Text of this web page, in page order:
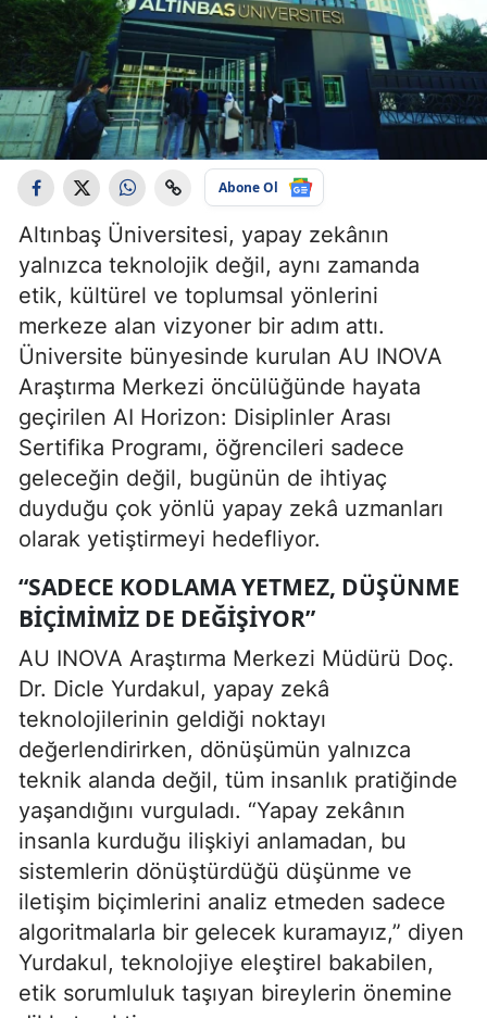
Abone Ol
Altınbaş Üniversitesi, yapay zekânın
yalnızca teknolojik değil, aynı zamanda
etik, kültürel ve toplumsal yönlerini
merkeze alan vizyoner bir adım attı.
Üniversite bünyesinde kurulan AU INOVA
Araştırma Merkezi öncülüğünde hayata
geçirilen AI Horizon: Disiplinler Arası
Sertifika Programı, öğrencileri sadece
geleceğin değil, bugünün de ihtiyaç
duyduğu çok yönlü yapay zekâ uzmanları
olarak yetiştirmeyi hedefliyor.
“SADECE KODLAMA YETMEZ, DÜŞÜNME
BIÇIMIMIZ DE DEĞIŞIYOR”
AU INOVA Araştırma Merkezi Müdürü Doç.
Dr. Dicle Yurdakul, yapay zekâ
teknolojilerinin geldiği noktayı
değerlendirirken, dönüşümün yalnızca
teknik alanda değil, tüm insanlık pratiğinde
yaşandığını vurguladı. “Yapay zekânın
insanla kurduğu ilişkiyi anlamadan, bu
sistemlerin dönüştürdüğü düşünme ve
iletişim biçimlerini analiz etmeden sadece
algoritmalarla bir gelecek kuramayız,” diyen
Yurdakul, teknolojiye eleştirel bakabilen,
etik sorumluluk taşıyan bireylerin önemine